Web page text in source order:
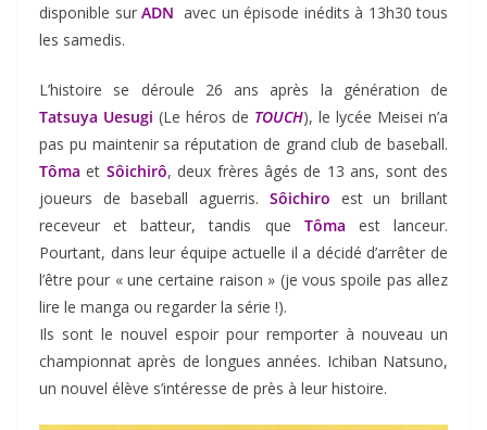
disponible sur ADN avec un épisode inédits à 13h30 tous
les samedis.
L’histoire se déroule 26 ans après la génération de
Tatsuya Uesugi (Le héros de TOUCH), le lycée Meisei n’a
pas pu maintenir sa réputation de grand club de baseball.
Tôma et Sôichirô, deux frères âgés de 13 ans, sont des
joueurs de baseball aguerris. Sôichiro est un brillant
receveur et batteur, tandis que Tôma est lanceur.
Pourtant, dans leur équipe actuelle il a décidé d’arrêter de
l’être pour « une certaine raison » (je vous spoile pas allez
lire le manga ou regarder la série !).
Ils sont le nouvel espoir pour remporter à nouveau un
championnat après de longues années. Ichiban Natsuno,
un nouvel élève s’intéresse de près à leur histoire.